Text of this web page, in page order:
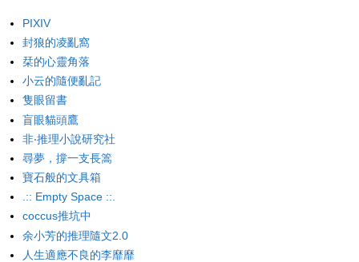
PIXIV
封狼的凌亂窩
栞的心靈角落
小云的隨便亂記
隻眼留書
盲眼貓頭鷹
非‧推理小說研究社
尋夢，撐一支長篙
寶石般的文具箱
.:: Empty Space ::.
coccus推坑中
余小芳的推理隨文2.0
人生適應不良的李靡靡